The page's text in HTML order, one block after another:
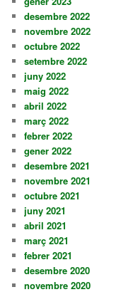
desembre 2022
novembre 2022
octubre 2022
setembre 2022
juny 2022
maig 2022
abril 2022
març 2022
febrer 2022
gener 2022
desembre 2021
novembre 2021
octubre 2021
juny 2021
abril 2021
març 2021
febrer 2021
desembre 2020
novembre 2020